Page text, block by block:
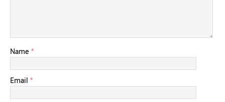
Name *
Email *